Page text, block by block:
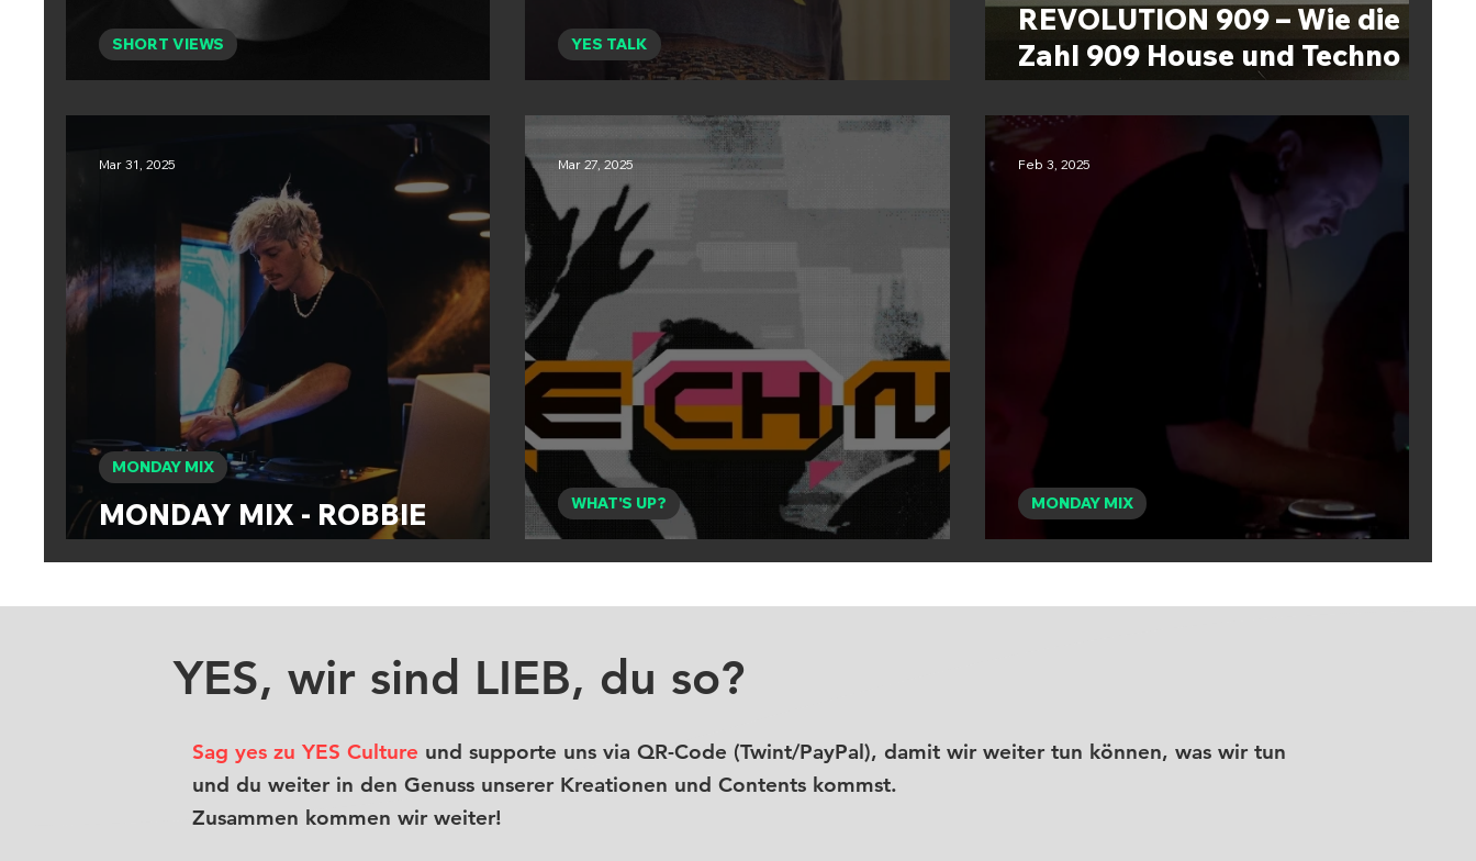
YES, wir sind LIEB, du so?
Sag yes zu YES Culture und supporte uns via QR-Code (Twint/PayPal), damit wir weiter tun können, was wir tun
und du weiter in den Genuss unserer Kreationen und Contents kommst.
Zusammen kommen wir weiter!
YANNICK TRACHSEL
SHORT VIEWS
DJ SARBACH
YES TALK
REVOLUTION 909 – Wie die
Zahl 909 House und Techno
definierte
MONDAY MIX - ROBBIE
FIESTA
MONDAY MIX
Mar 31, 2025
TECHNO im Landesmuseum
WHAT'S UP?
Mar 27, 2025
MONDAY MIX - ZEDER
MONDAY MIX
Feb 3, 2025